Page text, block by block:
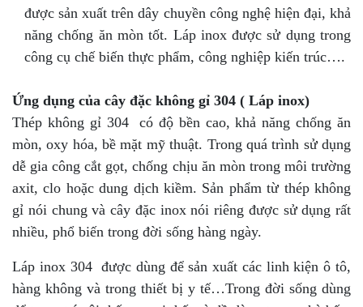
được sản xuất trên dây chuyền công nghệ hiện đại, khả
năng chống ăn mòn tốt. Láp inox được sử dụng trong
công cụ chế biến thực phẩm, công nghiệp kiến trúc….
Ứng dụng của cây đặc không gỉ 304 ( Láp inox)
Thép không gỉ 304 có độ bền cao, khả năng chống ăn
mòn, oxy hóa, bề mặt mỹ thuật. Trong quá trình sử dụng
dễ gia công cắt gọt, chống chịu ăn mòn trong môi trường
axit, clo hoặc dung dịch kiềm. Sản phẩm từ thép không
gỉ nói chung và cây đặc inox nói riêng được sử dụng rất
nhiều, phổ biến trong đời sống hàng ngày.
Láp inox 304 được dùng để sản xuất các linh kiện ô tô,
hàng không và trong thiết bị y tế…Trong đời sống dùng